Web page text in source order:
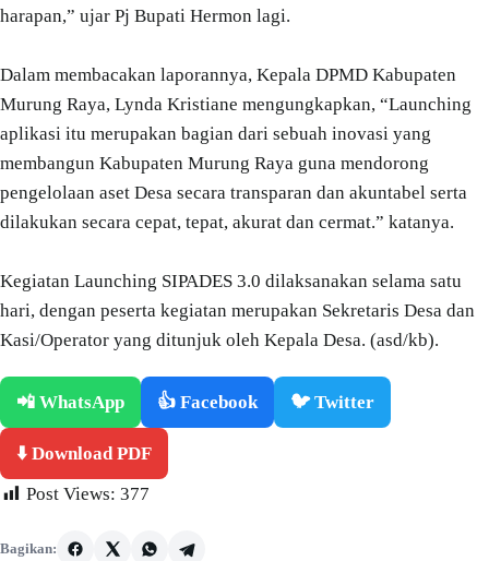
harapan,” ujar Pj Bupati Hermon lagi.
Dalam membacakan laporannya, Kepala DPMD Kabupaten
Murung Raya, Lynda Kristiane mengungkapkan, “Launching
aplikasi itu merupakan bagian dari sebuah inovasi yang
membangun Kabupaten Murung Raya guna mendorong
pengelolaan aset Desa secara transparan dan akuntabel serta
dilakukan secara cepat, tepat, akurat dan cermat.” katanya.
Kegiatan Launching SIPADES 3.0 dilaksanakan selama satu
hari, dengan peserta kegiatan merupakan Sekretaris Desa dan
Kasi/Operator yang ditunjuk oleh Kepala Desa. (asd/kb).
📲 WhatsApp 👍 Facebook 🐦 Twitter
⬇️ Download PDF
Post Views: 377
Bagikan: